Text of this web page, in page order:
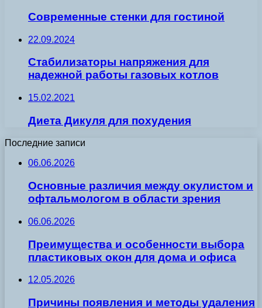
Современные стенки для гостиной
22.09.2024
Стабилизаторы напряжения для
надежной работы газовых котлов
15.02.2021
Диета Дикуля для похудения
Последние записи
06.06.2026
Основные различия между окулистом и
офтальмологом в области зрения
06.06.2026
Преимущества и особенности выбора
пластиковых окон для дома и офиса
12.05.2026
Причины появления и методы удаления